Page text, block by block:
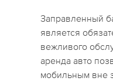
Заправленный
является
вежливого
аренда авто
мобильным вне